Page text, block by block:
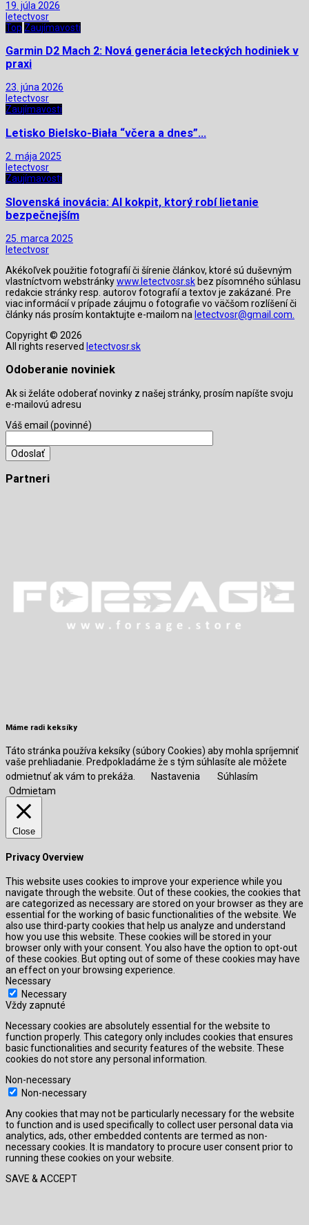
19. júla 2026
letectvosr
Top Zaujímavosti
Garmin D2 Mach 2: Nová generácia leteckých hodiniek v
praxi
23. júna 2026
letectvosr
Zaujímavosti
Letisko Bielsko-Biała “včera a dnes”…
2. mája 2025
letectvosr
Zaujímavosti
Slovenská inovácia: AI kokpit, ktorý robí lietanie
bezpečnejším
25. marca 2025
letectvosr
Akékoľvek použitie fotografií či šírenie článkov, ktoré sú duševným
vlastníctvom webstránkywww.letectvosr.sk bez písomného súhlasu
redakcie stránky resp. autorov fotografií a textov je zakázané. Pre
viac informácií v prípade záujmu o fotografie vo väčšom rozlíšení či
články nás prosím kontaktujte e-mailom na letectvosr@gmail.com.
Copyright © 2026
All rights reserved letectvosr.sk
Odoberanie noviniek
Ak si želáte odoberať novinky z našej stránky, prosím napíšte svoju
e-mailovú adresu
Váš email (povinné)
Partneri
Máme radi keksíky
Táto stránka používa keksíky (súbory Cookies) aby mohla spríjemniť
vaše prehliadanie. Predpokladáme že s tým súhlasíte ale môžete
odmietnuť ak vám to prekáža.
Nastavenia
Súhlasím
Odmietam
Close
Privacy Overview
This website uses cookies to improve your experience while you
navigate through the website. Out of these cookies, the cookies that
are categorized as necessary are stored on your browser as they are
essential for the working of basic functionalities of the website. We
also use third-party cookies that help us analyze and understand
how you use this website. These cookies will be stored in your
browser only with your consent. You also have the option to opt-out
of these cookies. But opting out of some of these cookies may have
an effect on your browsing experience.
Necessary
Necessary
Vždy zapnuté
Necessary cookies are absolutely essential for the website to
function properly. This category only includes cookies that ensures
basic functionalities and security features of the website. These
cookies do not store any personal information.
Non-necessary
Non-necessary
Any cookies that may not be particularly necessary for the website
to function and is used specifically to collect user personal data via
analytics, ads, other embedded contents are termed as non-
necessary cookies. It is mandatory to procure user consent prior to
running these cookies on your website.
SAVE & ACCEPT